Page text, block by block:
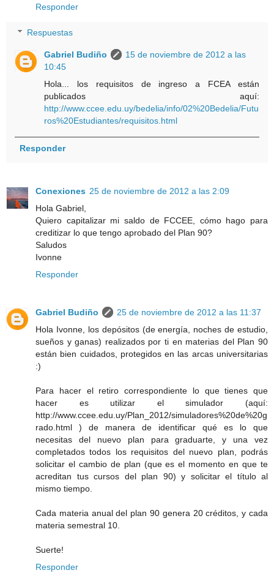
Responder
Respuestas
Gabriel Budiño
15 de noviembre de 2012 a las
10:45
Hola... los requisitos de ingreso a FCEA están
publicados aquí:
http://www.ccee.edu.uy/bedelia/info/02%20Bedelia/Futu
ros%20Estudiantes/requisitos.html
Responder
Conexiones 25 de noviembre de 2012 a las 2:09
Hola Gabriel,
Quiero capitalizar mi saldo de FCCEE, cómo hago para
creditizar lo que tengo aprobado del Plan 90?
Saludos
Ivonne
Responder
Gabriel Budiño
25 de noviembre de 2012 a las 11:37
Hola Ivonne, los depósitos (de energía, noches de estudio,
sueños y ganas) realizados por ti en materias del Plan 90
están bien cuidados, protegidos en las arcas universitarias
:)
Para hacer el retiro correspondiente lo que tienes que
hacer es utilizar el simulador (aquí:
http://www.ccee.edu.uy/Plan_2012/simuladores%20de%20g
rado.html ) de manera de identificar qué es lo que
necesitas del nuevo plan para graduarte, y una vez
completados todos los requisitos del nuevo plan, podrás
solicitar el cambio de plan (que es el momento en que te
acreditan tus cursos del plan 90) y solicitar el título al
mismo tiempo.
Cada materia anual del plan 90 genera 20 créditos, y cada
materia semestral 10.
Suerte!
Responder